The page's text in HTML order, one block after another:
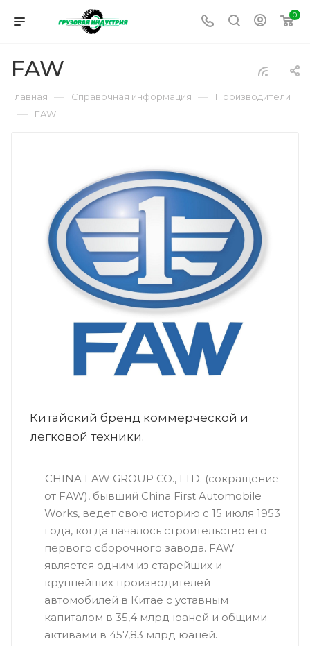
0
FAW
Главная — Справочная информация — Производители
— FAW
Китайский бренд коммерческой и
легковой техники.
CHINA FAW GROUP CO., LTD. (сокращение
от FAW), бывший China First Automobile
Works, ведет свою историю с 15 июля 1953
года, когда началось строительство его
первого сборочного завода. FAW
является одним из старейших и
крупнейших производителей
автомобилей в Китае с уставным
капиталом в 35,4 млрд юаней и общими
активами в 457,83 млрд юаней.